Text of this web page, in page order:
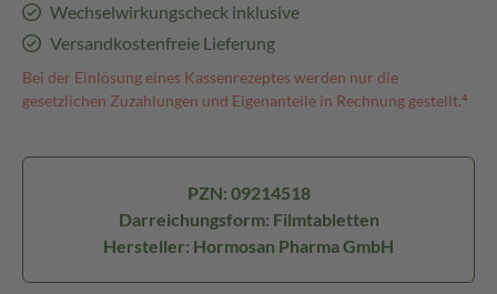
Wechselwirkungscheck inklusive
Versandkostenfreie Lieferung
Bei der Einlösung eines Kassenrezeptes werden nur die
gesetzlichen Zuzahlungen und Eigenanteile in Rechnung gestellt.⁴
PZN: 09214518
Darreichungsform: Filmtabletten
Hersteller: Hormosan Pharma GmbH